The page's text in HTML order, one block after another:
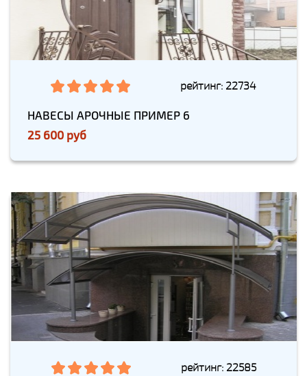
рейтинг: 22734
НАВЕСЫ АРОЧНЫЕ ПРИМЕР 6
25 600 руб
рейтинг: 22585